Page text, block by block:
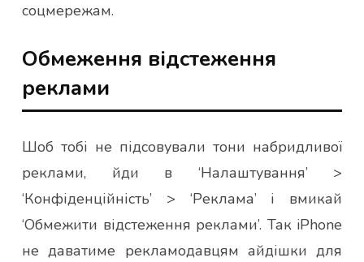
соцмережам.
Обмеження відстеження
реклами
Шоб тобі не підсовували тони набридливої
реклами, йди в ‘Налаштування’ >
‘Конфіденційність’ > ‘Реклама’ і вмикай
‘Обмежити відстеження реклами’. Так iPhone
не даватиме рекламодавцям айдішки для